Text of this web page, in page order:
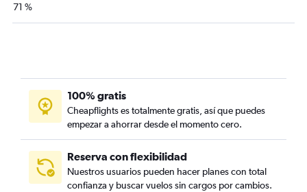
71 %
100% gratis
Cheapflights es totalmente gratis, así que puedes
empezar a ahorrar desde el momento cero.
Reserva con flexibilidad
Nuestros usuarios pueden hacer planes con total
confianza y buscar vuelos sin cargos por cambios.